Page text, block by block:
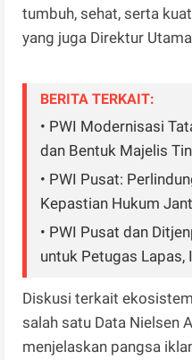
tumbuh, sehat, serta
yang juga Direktur
BERITA TERKAIT:
• PWI Modernisasi
dan Bentuk Majelis
• PWI Pusat:
Kepastian Hukum
• PWI Pusat dan
untuk Petugas Lapas,
Diskusi terkait
salah satu Data Nielsen
menjelaskan pangsa